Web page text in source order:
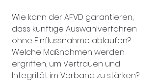
Wie kann der AFVD garantieren,
dass künftige Auswahlverfahren
ohne Einflussnahme ablaufen?
Welche Maßnahmen werden
ergriffen, um Vertrauen und
Integrität im Verband zu stärken?